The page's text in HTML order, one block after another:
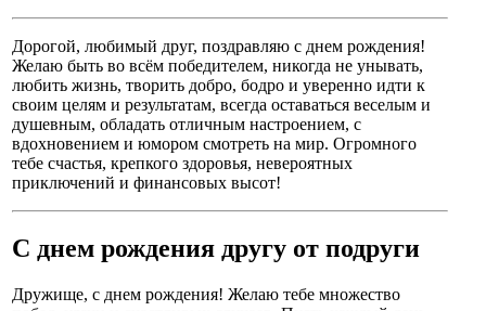
Дорогой, любимый друг, поздравляю с днем рождения!
Желаю быть во всём победителем, никогда не унывать,
любить жизнь, творить добро, бодро и уверенно идти к
своим целям и результатам, всегда оставаться веселым и
душевным, обладать отличным настроением, с
вдохновением и юмором смотреть на мир. Огромного
тебе счастья, крепкого здоровья, невероятных
приключений и финансовых высот!
С днем рождения другу от подруги
Дружище, с днем рождения! Желаю тебе множество